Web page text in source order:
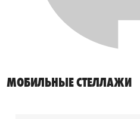
МОБИЛЬНЫЕ СТЕЛЛАЖИ